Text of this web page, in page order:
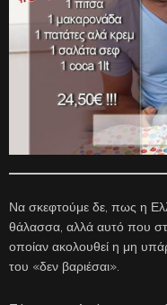
Να σκεφτούμε δε, πως η
θάλασσα, αλλά αυτό που
οποίαν ακολουθεί η μη
του «δεν βαριέσαι».